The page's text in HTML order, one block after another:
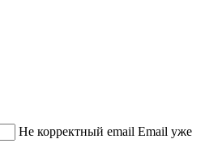
Не корректный email Email уже